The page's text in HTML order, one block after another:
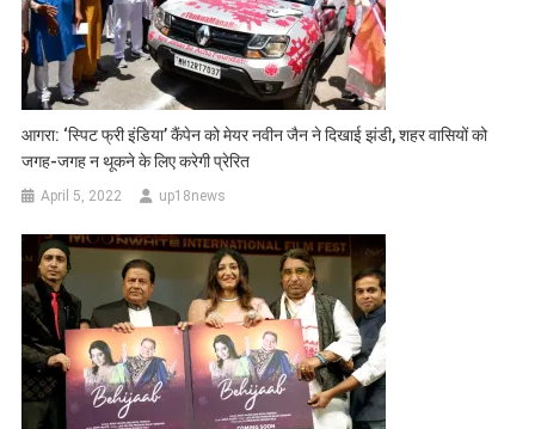
आगरा: ‘स्पिट फ्री इंडिया’ कैंपेन को मेयर नवीन जैन ने दिखाई झंडी, शहर वासियों को
जगह-जगह न थूकने के लिए करेगी प्रेरित
April 5, 2022 up18news